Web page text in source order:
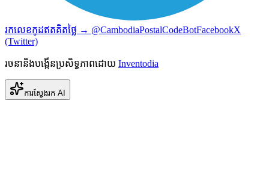
រកលេខកូដឥតគិតថ្លៃ → @CambodiaPostalCodeBotFacebookX
(Twitter)
រចនានិងបង្កើនប្រសិទ្ធភាពដោយ Inventodia
ការស្វែងរក AI